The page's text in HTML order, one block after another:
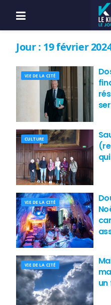
Jour : 19 février
VIE DE LA CITÉ
CULTURE
VIE DE LA CITÉ
VIE DE LA CITÉ